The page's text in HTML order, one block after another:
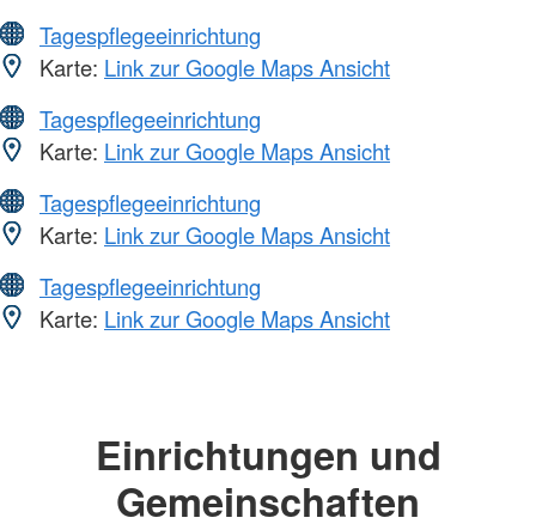
Tagespflegeeinrichtung
Karte: Link zur Google Maps Ansicht
Tagespflegeeinrichtung
Karte: Link zur Google Maps Ansicht
Tagespflegeeinrichtung
Karte: Link zur Google Maps Ansicht
Tagespflegeeinrichtung
Karte: Link zur Google Maps Ansicht
Einrichtungen und
Gemeinschaften